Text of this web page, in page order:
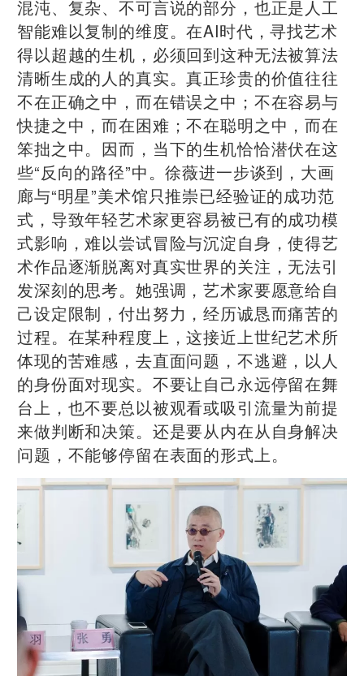
混沌、复杂、不可言说的部分，也正是人工
智能难以复制的维度。在AI时代，寻找艺术
得以超越的生机，必须回到这种无法被算法
清晰生成的人的真实。真正珍贵的价值往往
不在正确之中，而在错误之中；不在容易与
快捷之中，而在困难；不在聪明之中，而在
笨拙之中。因而，当下的生机恰恰潜伏在这
些“反向的路径”中。徐薇进一步谈到，大画
廊与“明星”美术馆只推崇已经验证的成功范
式，导致年轻艺术家更容易被已有的成功模
式影响，难以尝试冒险与沉淀自身，使得艺
术作品逐渐脱离对真实世界的关注，无法引
发深刻的思考。她强调，艺术家要愿意给自
己设定限制，付出努力，经历诚恳而痛苦的
过程。在某种程度上，这接近上世纪艺术所
体现的苦难感，去直面问题，不逃避，以人
的身份面对现实。不要让自己永远停留在舞
台上，也不要总以被观看或吸引流量为前提
来做判断和决策。还是要从内在从自身解决
问题，不能够停留在表面的形式上。